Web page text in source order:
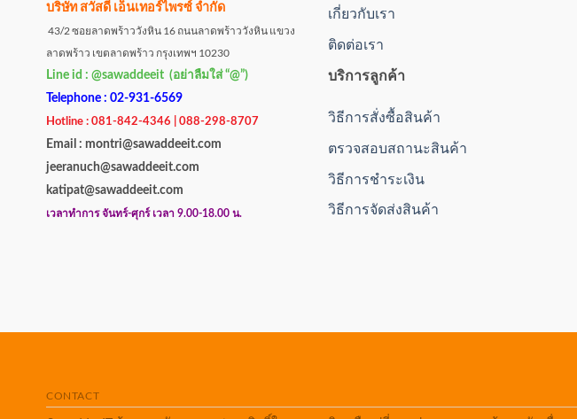
บริษัท สวัสดี เอ็นเทอร์ไพรซ์ จำกัด
43/2 ซอยลาดพร้าววังหิน 16 ถนนลาดพร้าววังหิน แขวง
ลาดพร้าว เขตลาดพร้าว กรุงเทพฯ 10230
Line id : @sawaddeeit (อย่าลืมใส่ “@”)
Telephone : 02-931-6569
Hotline : 081-842-4346 | 088-298-8707
Email : montri@sawaddeeit.com
jeeranuch@sawaddeeit.com
katipat@sawaddeeit.com
เวลาทำการ จันทร์-ศุกร์ เวลา 9.00-18.00 น.
เกี่ยวกับเรา
ติดต่อเรา
บริการลูกค้า
วิธีการสั่งซื้อสินค้า
ตรวจสอบสถานะสินค้า
วิธีการชำระเงิน
วิธีการจัดส่งสินค้า
CONTACT